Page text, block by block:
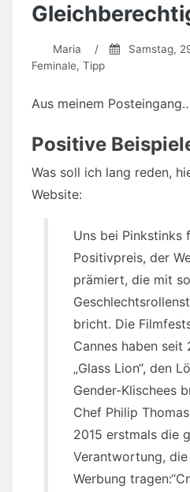
Maria / Samstag,
Feminale, Tipp
Aus meinem
Positive
Was soll ich lang reden,
Website:
Uns bei Pinkstinks
Positivpreis, der
prämiert, die mit
bricht. Die
Cannes haben seit
„Glass Lion“, den
Gender-Klischees
Chef Philip
2015 erstmals die
Verantwortung,
Werbung